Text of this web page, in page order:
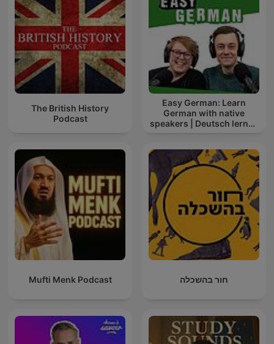
The British History
Podcast
Easy German: Learn
German with native
speakers | Deutsch lernen
Mufti Menk Podcast חור בהשכלה